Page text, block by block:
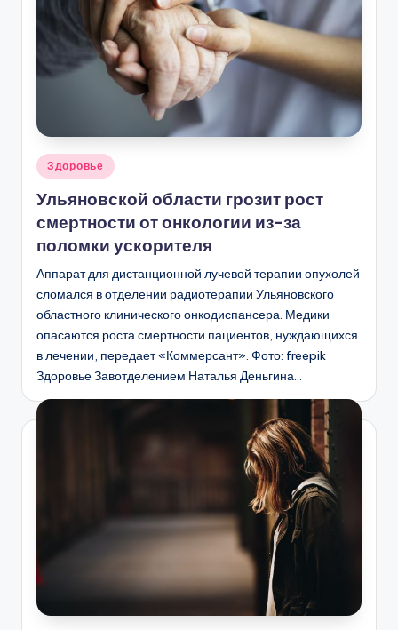
Опубликовано
Здоровье
Ульяновской области грозит рост
смертности от онкологии из-за
поломки ускорителя
Аппарат для дистанционной лучевой терапии опухолей
сломался в отделении радиотерапии Ульяновского
областного клинического онкодиспансера. Медики
опасаются роста смертности пациентов, нуждающихся
в лечении, передает «Коммерсант». Фото: freepik
Здоровье Завотделением Наталья Деньгина…